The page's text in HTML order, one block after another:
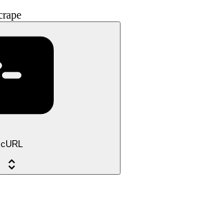
cURL